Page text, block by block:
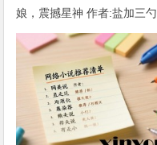
娘，震撼星神 作者:盐加三勺
（1-218）TXT下载